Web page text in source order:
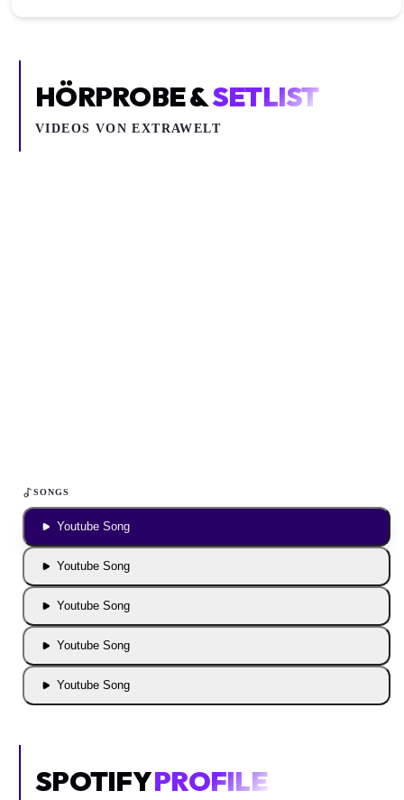
HÖRPROBE &SETLIST
VIDEOS VONEXTRAWELT
SONGS
Youtube Song
Youtube Song
Youtube Song
Youtube Song
Youtube Song
SPOTIFYPROFILE